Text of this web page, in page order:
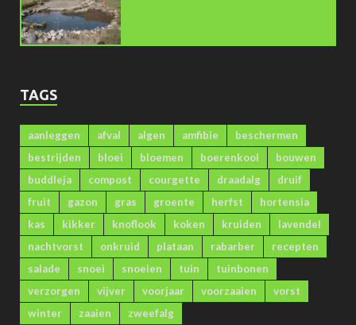
TAGS
aanleggen afval algen amfibie
beschermen
bestrijden
bloei bloemen boerenkool
bouwen
buddleja
compost courgette draadalg
druif
fruit
gazon gras groente herfst
hortensia
kas
kikker knoflook koken kruiden
lavendel
nachtvorst
onkruid plataan rabarber
recepten
salade
snoei snoeien tuin
tuinbonen
verzorgen
vijver voorjaar voorzaaien
vorst
winter
zaaien zweefalg